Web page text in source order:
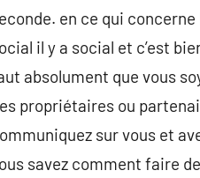
en ce qui
il y a social et c’est
absolument que vous
propriétaires ou
sur vous et
savez comment faire